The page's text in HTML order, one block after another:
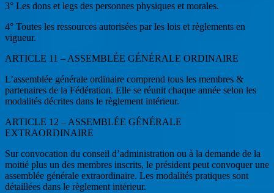
3° Les dons et legs des personnes physiques et morales.
4° Toutes les ressources autorisées par les lois et règlements en
vigueur.
ARTICLE 11 – ASSEMBLÉE GÉNÉRALE ORDINAIRE
L’assemblée générale ordinaire comprend tous les membres &
partenaires de la Fédération. Elle se réunit chaque année selon les
modalités décrites dans le règlement intérieur.
ARTICLE 12 – ASSEMBLÉE GÉNÉRALE
EXTRAORDINAIRE
Sur convocation du conseil d’administration ou à la demande de la
moitié plus un des membres inscrits, le président peut convoquer une
assemblée générale extraordinaire. Les modalités pratiques sont
détaillées dans le règlement intérieur.